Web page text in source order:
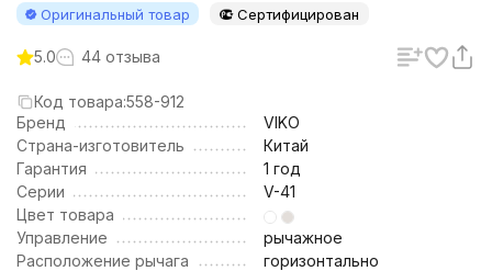
Оригинальный товар Сертифицирован
5.0 44 отзыва
Код товара:558-912
Бренд
VIKO
Страна-изготовитель
Китай
Гарантия
1 год
Серии
V-41
Цвет товара
Управление
рычажное
Расположение рычага
горизонтально